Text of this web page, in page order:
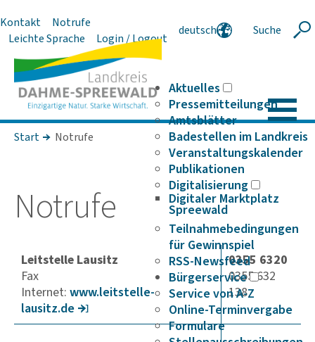
Kontakt
Notrufe
Leichte Sprache
Login / Logout
deutsch
Suche
Aktuelles
Pressemitteilungen
Amtsblätter
Badestellen im Landkreis
Veranstaltungskalender
Publikationen
Digitalisierung
Digitaler Marktplatz
Spreewald
Teilnahmebedingungen
für Gewinnspiel
RSS-Newsfeed
Bürgerservice
Service von A-Z
Online-Terminvergabe
Formulare
Start Notrufe
Notrufe
Leitstelle Lausitz
Fax
Internet: www.leit­stelle-
lausitz.de
0355 6320
0355 632
138